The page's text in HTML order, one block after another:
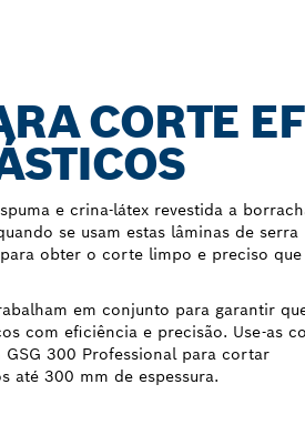
CORTE
e crina-látex revestida a
se usam estas lâminas de serra
obter o corte limpo e preciso que
em conjunto para garantir
com eficiência e precisão. Use-as
300 Professional para cortar
até 300 mm de espessura.